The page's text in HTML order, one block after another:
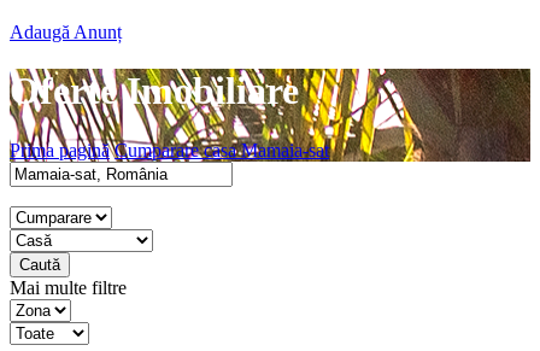
Adaugă Anunț
Oferte Imobiliare
Prima pagină Cumparare casa Mamaia-sat
Caută
Mai multe filtre